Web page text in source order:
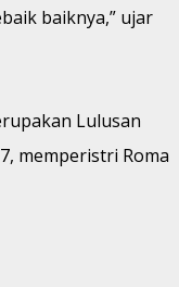
baiknya,” ujar
Lulusan
memperistri Roma